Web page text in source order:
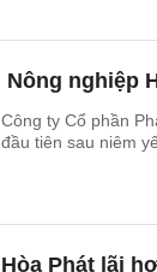
Nông nghiệp
Công ty Cổ phần
đầu tiên sau niêm
Hòa Phát lãi